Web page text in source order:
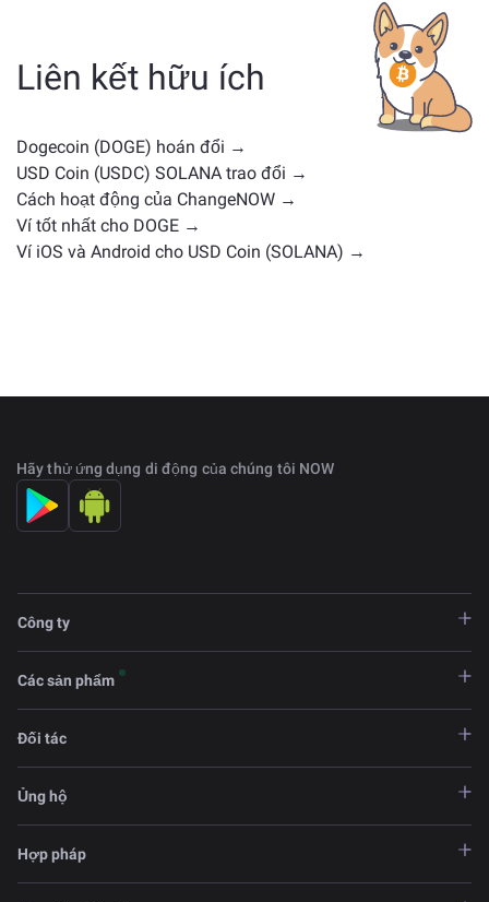
— có thể là stablecoin, token tiện ích, coin quản trị
hoặc loại khác. Các lựa chọn thay thế phổ biến bao
gồm các loại tiền điện tử khác với các trường hợp sử
dụng hoặc vị trí thị trường tương tự. Kiểm tra tất cả
trang trao đổi chính.
Liên kết hữu ích
Dogecoin (DOGE) hoán đổi →
USD Coin (USDC) SOLANA trao đổi →
Cách hoạt động của ChangeNOW →
Ví tốt nhất cho DOGE →
Ví iOS và Android cho USD Coin (SOLANA) →
Hãy thử ứng dụng di động của chúng tôi NOW
Công ty
Các sản phẩm
Đối tác
Ủng hộ
Hợp pháp